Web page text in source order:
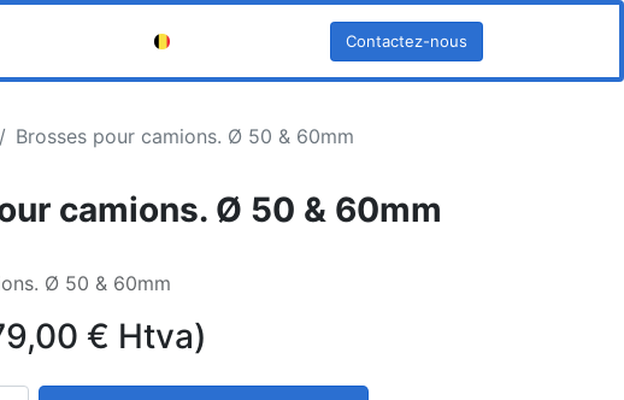
Contactez-nous
Brosses pour camions. Ø 50 & 60mm
camions. Ø 50 & 60mm
Ø 50 & 60mm
€ Htva)